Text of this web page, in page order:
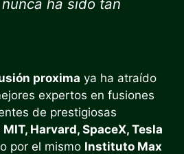
ha sido tan
proxima ya ha atraído
expertos en fusiones
de prestigiosas
MIT, Harvard, SpaceX, Tesla
por el mismo Instituto Max